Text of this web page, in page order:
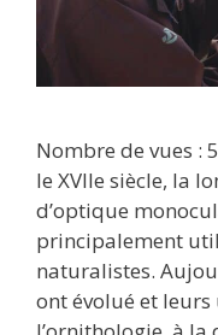
Nombre de vues :
le XVIIe siècle, la
d’optique
principalement
naturalistes.
ont évolué et leurs